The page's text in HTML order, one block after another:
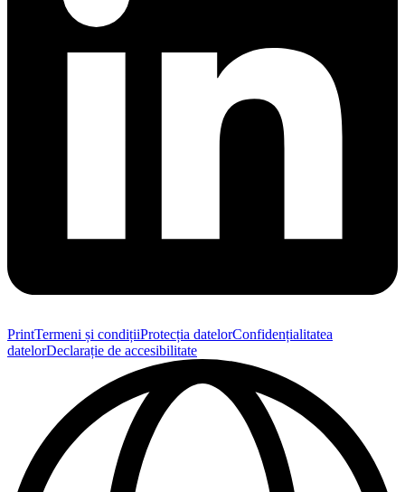
PrintTermeni și condițiiProtecția datelorConfidențialitatea
datelorDeclarație de accesibilitate